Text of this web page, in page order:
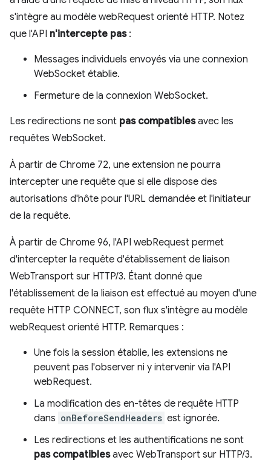
s'intègre au modèle webRequest orienté HTTP. Notez
que l'API n'intercepte pas:
Messages individuels envoyés via une connexion
WebSocket établie.
Fermeture de la connexion WebSocket.
Les redirections ne sont pas compatiblesavec les
requêtes WebSocket.
À partir de Chrome 72, une extension ne pourra
intercepter une requête que si elle dispose des
autorisations d'hôte pour l'URL demandée et l'initiateur
de la requête.
À partir de Chrome 96, l'API webRequest permet
d'intercepter la requête d'établissement de liaison
WebTransport sur HTTP/3. Étant donné que
l'établissement de la liaison est effectué au moyen d'une
requête HTTP CONNECT, son flux s'intègre au modèle
webRequest orienté HTTP. Remarques :
Une fois la session établie, les extensions ne
peuvent pas l'observer ni y intervenir via l'API
webRequest.
La modification des en-têtes de requête HTTP
dans onBeforeSendHeaders est ignorée.
Les redirections et les authentifications ne sont
pas compatiblesavec WebTransport sur HTTP/3.